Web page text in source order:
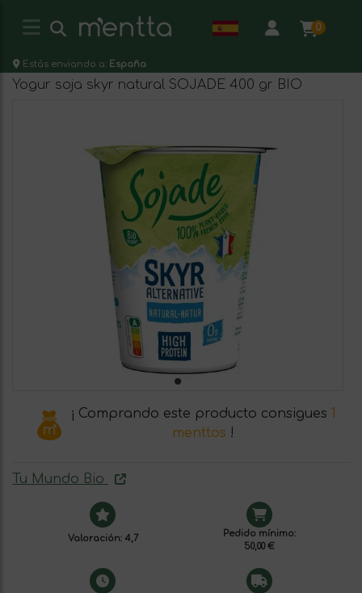
0
Estás enviando a: España
Yogur soja skyr natural SOJADE 400 gr BIO
¡ Comprando este producto consigues 1
menttos !
Tu Mundo Bio
Valoración: 4,7
Pedido mínimo:
50,00 €